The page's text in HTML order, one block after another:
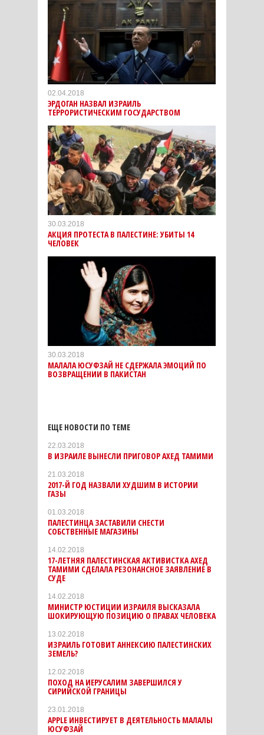
02.04.2018
ЭРДОГАН НАЗВАЛ ИЗРАИЛЬ
ТЕРРОРИСТИЧЕСКИМ ГОСУДАРСТВОМ
30.03.2018
АКЦИЯ ПРОТЕСТА В ПАЛЕСТИНЕ: УБИТЫ 14
ЧЕЛОВЕК
30.03.2018
МАЛАЛА ЮСУФЗАЙ НЕ СДЕРЖАЛА ЭМОЦИЙ ПО
ВОЗВРАЩЕНИИ В ПАКИСТАН
ЕЩЕ НОВОСТИ ПО ТЕМЕ
22.03.2018
В ИЗРАИЛЕ ВЫНЕСЛИ ПРИГОВОР АХЕД ТАМИМИ
21.03.2018
2017-Й ГОД НАЗВАЛИ ХУДШИМ В ИСТОРИИ
ГАЗЫ
01.03.2018
ПАЛЕСТИНЦА ЗАСТАВИЛИ СНЕСТИ
СОБСТВЕННЫЕ МАГАЗИНЫ
14.02.2018
17-ЛЕТНЯЯ ПАЛЕСТИНСКАЯ АКТИВИСТКА АХЕД
ТАМИМИ СДЕЛАЛА РЕЗОНАНСНОЕ ЗАЯВЛЕНИЕ В
СУДЕ
14.02.2018
МИНИСТР ЮСТИЦИИ ИЗРАИЛЯ ВЫСКАЗАЛА
ШОКИРУЮЩУЮ ПОЗИЦИЮ О ПРАВАХ ЧЕЛОВЕКА
13.02.2018
ИЗРАИЛЬ ГОТОВИТ АННЕКСИЮ ПАЛЕСТИНСКИХ
ЗЕМЕЛЬ?
12.02.2018
ПОХОД НА ИЕРУСАЛИМ ЗАВЕРШИЛСЯ У
СИРИЙСКОЙ ГРАНИЦЫ
23.01.2018
APPLE ИНВЕСТИРУЕТ В ДЕЯТЕЛЬНОСТЬ МАЛАЛЫ
ЮСУФЗАЙ